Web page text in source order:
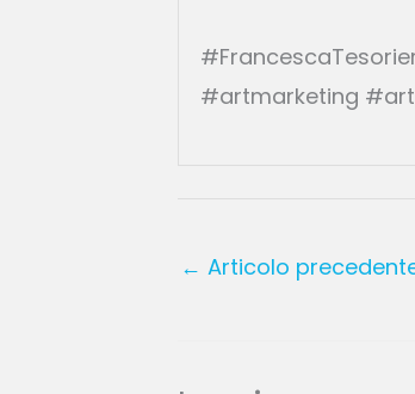
#artmarketing
← Articolo